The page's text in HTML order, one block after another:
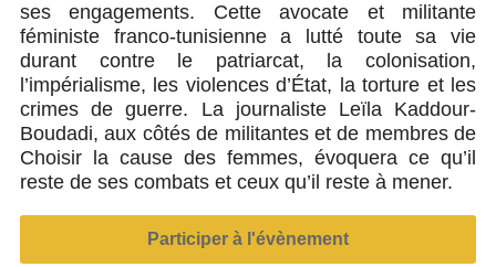
ses engagements. Cette avocate et militante
féministe franco-tunisienne a lutté toute sa vie
durant contre le patriarcat, la colonisation,
l’impérialisme, les violences d’État, la torture et les
crimes de guerre. La journaliste Leïla Kaddour-
Boudadi, aux côtés de militantes et de membres de
Choisir la cause des femmes, évoquera ce qu’il
reste de ses combats et ceux qu’il reste à mener.
Participer à l'évènement